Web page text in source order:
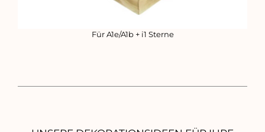
Für A1e/A1b + i1 Sterne